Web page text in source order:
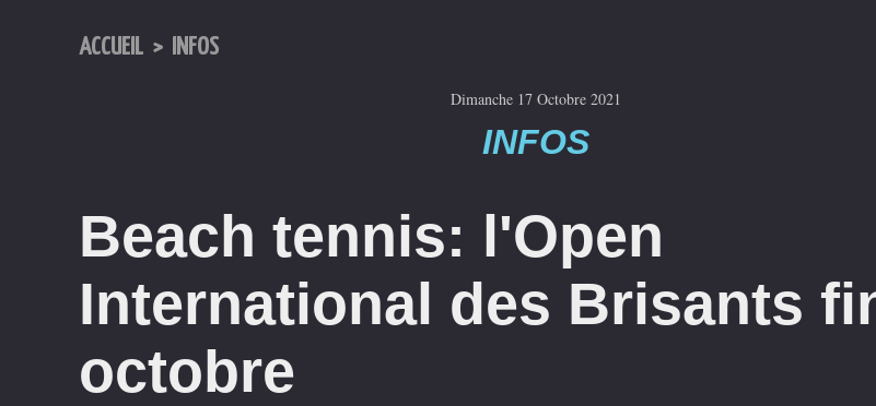
ACCUEIL > INFOS
Dimanche 17 Octobre 2021
INFOS
Beach tennis: l'Open
International des Brisants
octobre